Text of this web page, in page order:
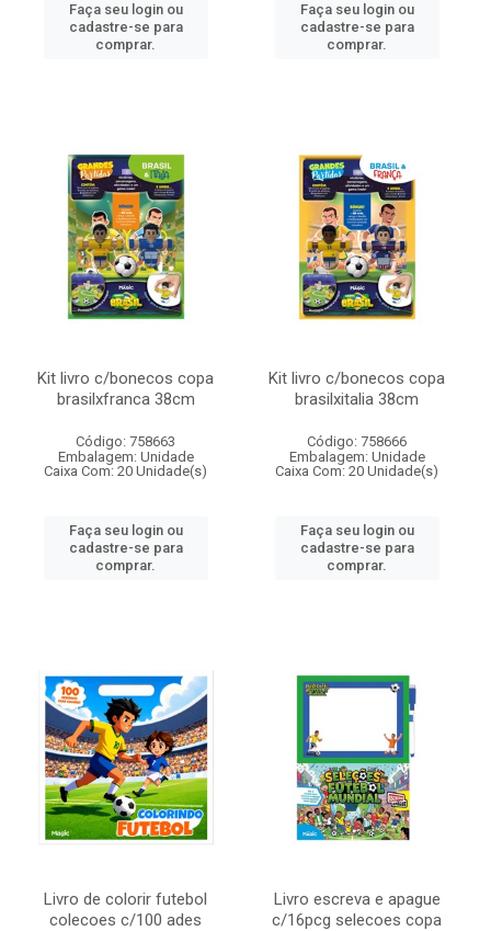
Faça seu login ou
cadastre-se para
comprar.
Faça seu login ou
cadastre-se para
comprar.
Kit livro c/bonecos copa
brasilxfranca 38cm
Código: 758663
Embalagem: Unidade
Caixa Com: 20 Unidade(s)
Faça seu login ou
cadastre-se para
comprar.
Kit livro c/bonecos copa
brasilxitalia 38cm
Código: 758666
Embalagem: Unidade
Caixa Com: 20 Unidade(s)
Faça seu login ou
cadastre-se para
comprar.
Livro de colorir futebol
colecoes c/100 ades
Livro escreva e apague
c/16pcg selecoes copa